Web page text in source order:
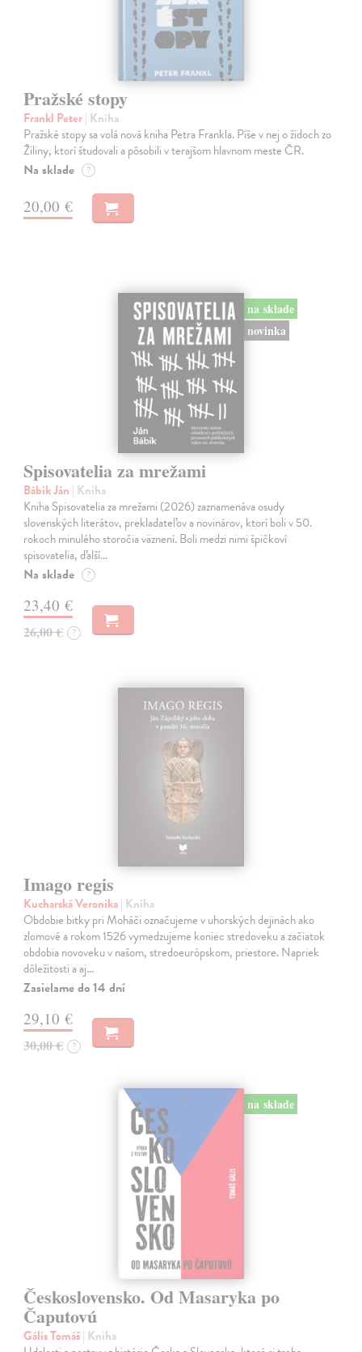
Pražské stopy
Frankl Peter| Kniha
Pražské stopy sa volá nová kniha Petra Frankla. Píše v nej o židoch zo
Žiliny, ktorí študovali a pôsobili v terajšom hlavnom meste ČR.
Na sklade ?
20,00 €
na sklade
novinka
Spisovatelia za mrežami
Bábik Ján | Kniha
Kniha Spisovatelia za mrežami (2026) zaznamenáva osudy
slovenských literátov, prekladateľov a novinárov, ktorí boli v 50.
rokoch minulého storočia väznení. Boli medzi nimi špičkoví
spisovatelia, ďalší…
Na sklade ?
23,40 €
26,00 € ?
Imago regis
Kucharská Veronika| Kniha
Obdobie bitky pri Moháči označujeme v uhorských dejinách ako
zlomové a rokom 1526 vymedzujeme koniec stredoveku a začiatok
obdobia novoveku v našom, stredoeurópskom, priestore. Napriek
dôležitosti a aj…
Zasielame do 14 dní
29,10 €
30,00 € ?
na sklade
Československo. Od Masaryka po
Čaputovú
Gális Tomáš| Kniha